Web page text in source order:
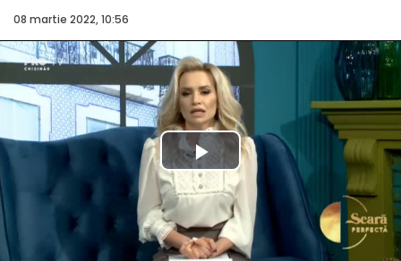
08 martie 2022, 10:56